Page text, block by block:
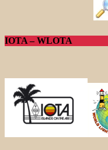
IOTA – WLOTA